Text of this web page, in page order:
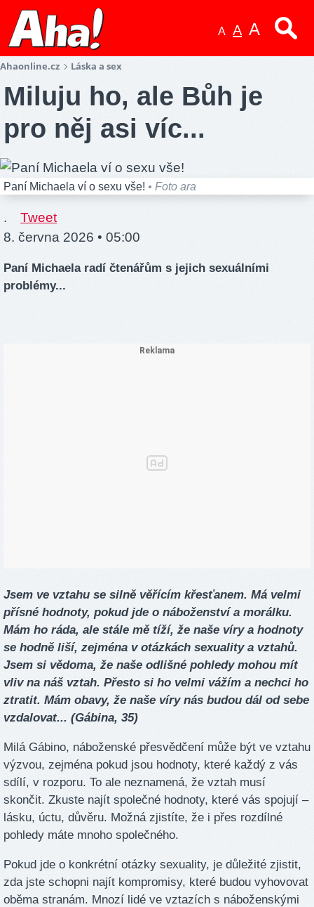
A A A
Ahaonline.cz Láska a sex
Miluju ho, ale Bůh je
pro něj asi víc...
Paní Michaela ví o sexu vše! • Foto ara
.
Tweet
8. června 2026 • 05:00
Paní Michaela radí čtenářům s jejich sexuálními
problémy...
Jsem ve vztahu se silně věřícím křesťanem. Má velmi
přísné hodnoty, pokud jde o náboženství a morálku.
Mám ho ráda, ale stále mě tíží, že naše víry a hodnoty
se hodně liší, zejména v otázkách sexuality a vztahů.
Jsem si vědoma, že naše odlišné pohledy mohou mít
vliv na náš vztah. Přesto si ho velmi vážím a nechci ho
ztratit. Mám obavy, že naše víry nás budou dál od sebe
vzdalovat... (Gábina, 35)
Milá Gábino, náboženské přesvědčení může být ve vztahu
výzvou, zejména pokud jsou hodnoty, které každý z vás
sdílí, v rozporu. To ale neznamená, že vztah musí
skončit. Zkuste najít společné hodnoty, které vás spojují –
lásku, úctu, důvěru. Možná zjistíte, že i přes rozdílné
pohledy máte mnoho společného.
Pokud jde o konkrétní otázky sexuality, je důležité zjistit,
zda jste schopni najít kompromisy, které budou vyhovovat
oběma stranám. Mnozí lidé ve vztazích s náboženskými